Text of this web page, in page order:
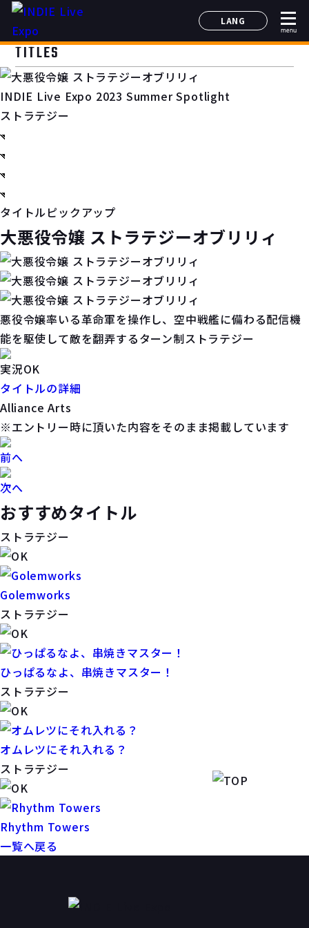
LANG
日本語
한국어
menu
TITLES
INDIE Live Expo 2023 Summer Spotlight
ストラテジー
タイトルピックアップ
大悪役令嬢 ストラテジーオブリリィ
悪役令嬢率いる革命軍を操作し、空中戦艦に備わる配信機
能を駆使して敵を翻弄するターン制ストラテジー
実況OK
タイトルの詳細
Alliance Arts
※エントリー時に頂いた内容をそのまま掲載しています
前へ
次へ
おすすめタイトル
ストラテジー
Golemworks
ストラテジー
ひっぱるなよ、串焼きマスター！
ストラテジー
オムレツにそれ入れる？
ストラテジー
Rhythm Towers
一覧へ戻る